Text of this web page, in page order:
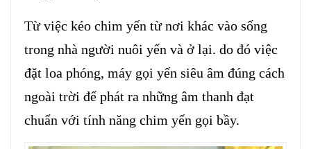
Từ việc kéo chim yến từ nơi khác vào sống
trong nhà người nuôi yến và ở lại. do đó việc
đặt loa phóng, máy gọi yến siêu âm đúng cách
ngoài trời để phát ra những âm thanh đạt
chuẩn với tính năng chim yến gọi bầy.